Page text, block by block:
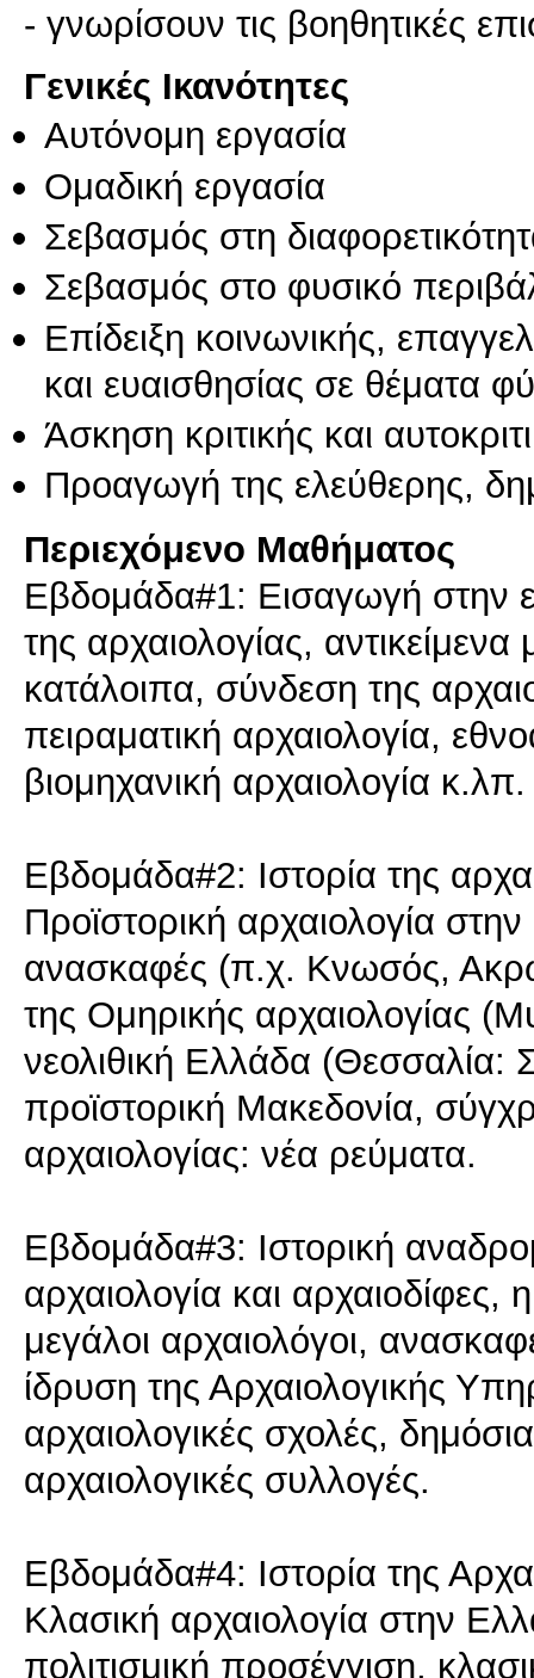
Γενικές Ικανότητες
Αυτόνομη εργασία
Ομαδική εργασία
Σεβασμός στη
Σεβασμός στο φυσικό
Επίδειξη κοινωνικής,
και ευαισθησίας σε θέματα
Άσκηση κριτικής και
Προαγωγή της ελεύθερης,
Περιεχόμενο Μαθήματος
Εβδομάδα#1: Εισαγωγή στην
της αρχαιολογίας,
κατάλοιπα, σύνδεση της
πειραματική αρχαιολογία,
βιομηχανική αρχαιολογία κ.λπ.
Εβδομάδα#2: Ιστορία της
Προϊστορική αρχαιολογία
ανασκαφές (π.χ. Κνωσός,
της Ομηρικής αρχαιολογίας
νεολιθική Ελλάδα (Θεσσαλία:
προϊστορική Μακεδονία,
αρχαιολογίας: νέα ρεύματα.
Εβδομάδα#3: Ιστορική
αρχαιολογία και
μεγάλοι αρχαιολόγοι,
ίδρυση της Αρχαιολογικής
αρχαιολογικές σχολές,
αρχαιολογικές συλλογές.
Εβδομάδα#4: Ιστορία της
Κλασική αρχαιολογία στην
πολιτισμική προσέγγιση,